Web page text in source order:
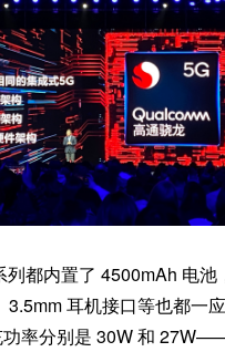
都内置了 4500mAh 电池
3.5mm 耳机接口等也都一
功率分别是 30W 和